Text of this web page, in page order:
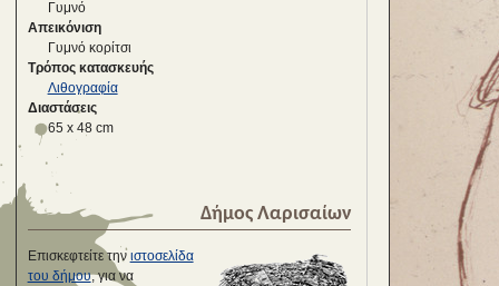
Γυμνό
Απεικόνιση
Γυμνό κορίτσι
Τρόπος κατασκευής
Λιθογραφία
Διαστάσεις
65 x 48 cm
Δήμος Λαρισαίων
Επισκεφτείτε την ιστοσελίδα
του δήμου, για να